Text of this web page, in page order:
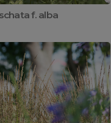
f. alba